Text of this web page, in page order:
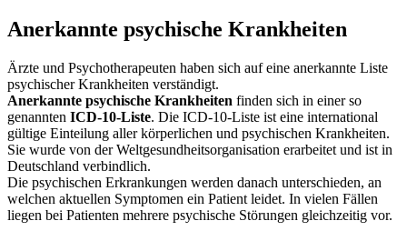
Anerkannte psychische Krankheiten
Ärzte und Psychotherapeuten haben sich auf eine anerkannte Liste
psychischer Krankheiten verständigt.
Anerkannte psychische Krankheiten finden sich in einer so
genannten ICD-10-Liste. Die ICD-10-Liste ist eine international
gültige Einteilung aller körperlichen und psychischen Krankheiten.
Sie wurde von der Weltgesundheitsorganisation erarbeitet und ist in
Deutschland verbindlich.
Die psychischen Erkrankungen werden danach unterschieden, an
welchen aktuellen Symptomen ein Patient leidet. In vielen Fällen
liegen bei Patienten mehrere psychische Störungen gleichzeitig vor.